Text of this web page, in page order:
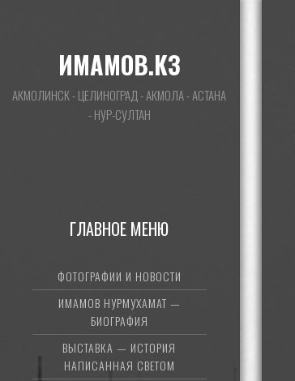
ИМАМОВ.КЗ
АКМОЛИНСК - ЦЕЛИНОГРАД - АКМОЛА - АСТАНА
- НУР-СУЛТАН
ГЛАВНОЕ МЕНЮ
ФОТОГРАФИИ И НОВОСТИ
ИМАМОВ НУРМУХАМАТ —
БИОГРАФИЯ
ВЫСТАВКА — ИСТОРИЯ
НАПИСАННАЯ СВЕТОМ